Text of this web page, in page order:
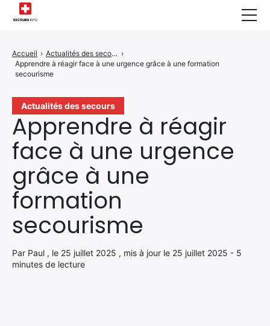
Actualités des secours
Apprendre à réagir
face à une urgence
grâce à une
formation
secourisme
Par Paul , le 25 juillet 2025 , mis à jour le 25 juillet 2025 - 5
minutes de lecture
Accueil › Actualités des secours ›
Apprendre à réagir face à une urgence grâce à une formation
secourisme
Infos & Conseils
Actualités des Secours
Santé & Bien-être
A propos de Nous
Contactez-nous
Politique de Confidentialité